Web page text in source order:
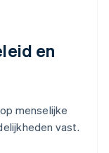
en
menselijke
vast.